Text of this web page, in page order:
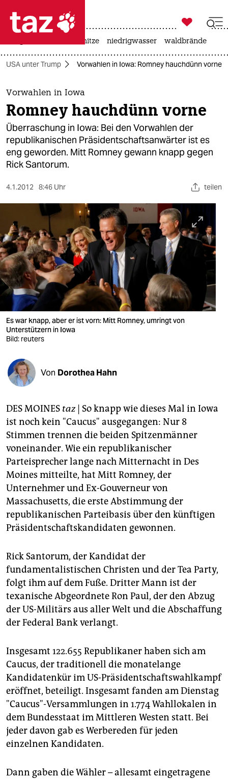
 taz zahl ich
taz zahl ich
themen
politik
öko
gesellschaft
kultur
sport
berlin
nord
wahrheit
verlag
verlag
veranstaltungen
shop
fragen & hilfe
abo
genossenschaft
epaper login

taz zahl ich
hitze niedrigwasser waldbrände
USA unter Trump Vorwahlen in Iowa: Romney hauchdünn vorne
Vorwahlen in Iowa
Romney hauchdünn vorne
Überraschung in Iowa: Bei den Vorwahlen der
republikanischen Präsidentschaftsanwärter ist es
eng geworden. Mitt Romney gewann knapp gegen
Rick Santorum.
4.1.2012 8:46 Uhr teilen
Es war knapp, aber er ist vorn: Mitt Romney, umringt von
Unterstützern in Iowa
Bild: reuters
Von Dorothea Hahn
DES MOINES taz| So knapp wie dieses Mal in Iowa
ist noch kein "Caucus" ausgegangen: Nur 8
Stimmen trennen die beiden Spitzenmänner
voneinander. Wie ein republikanischer
Parteisprecher lange nach Mitternacht in Des
Moines mitteilte, hat Mitt Romney, der
Unternehmer und Ex-Gouverneur von
Massachusetts, die erste Abstimmung der
republikanischen Parteibasis über den künftigen
Präsidentschaftskandidaten gewonnen.
Rick Santorum, der Kandidat der
fundamentalistischen Christen und der Tea Party,
folgt ihm auf dem Fuße. Dritter Mann ist der
texanische Abgeordnete Ron Paul, der den Abzug
der US-Militärs aus aller Welt und die Abschaffung
der Federal Bank verlangt.
Insgesamt 122.655 Republikaner haben sich am
Caucus, der traditionell die monatelange
Kandidatenkür im US-Präsidentschaftswahlkampf
eröffnet, beteiligt. Insgesamt fanden am Dienstag
"Caucus"-Versammlungen in 1.774 Wahllokalen in
dem Bundesstaat im Mittleren Westen statt. Bei
jeder davon gab es Werbereden für jeden
einzelnen Kandidaten.
Dann gaben die Wähler – allesamt eingetragene